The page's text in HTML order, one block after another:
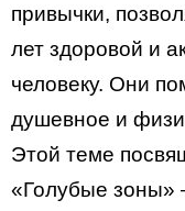
привычки,
лет здоровой и
человеку. Они
душевное и
Этой теме
«Голубые зоны»